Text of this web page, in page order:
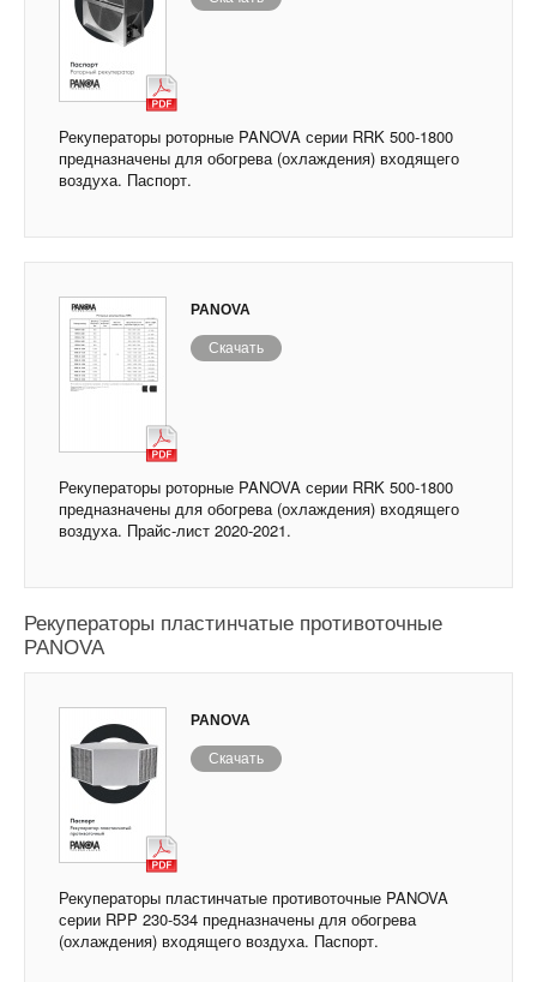
Рекуператоры роторные PANOVA серии RRK 500-1800
предназначены для обогрева (охлаждения) входящего
воздуха. Паспорт.
PANOVA
Скачать
Рекуператоры роторные PANOVA серии RRK 500-1800
предназначены для обогрева (охлаждения) входящего
воздуха. Прайс-лист 2020-2021.
Рекуператоры пластинчатые противоточные
PANOVA
PANOVA
Скачать
Рекуператоры пластинчатые противоточные PANOVA
серии RPP 230-534 предназначены для обогрева
(охлаждения) входящего воздуха. Паспорт.